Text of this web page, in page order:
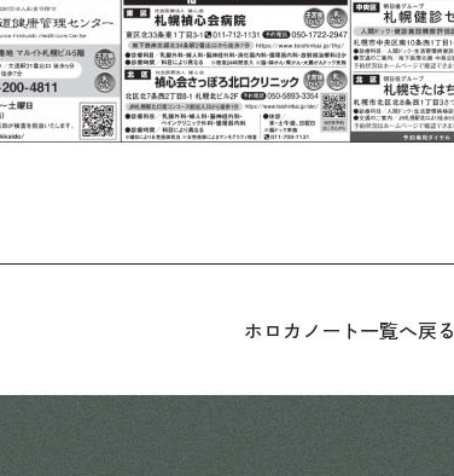
ホロカノート一覧へ戻る